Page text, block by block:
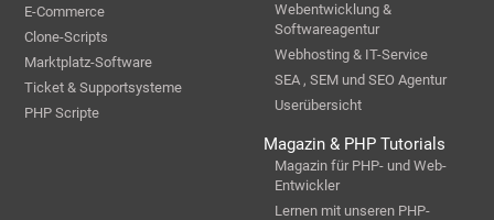
E-Commerce
Clone-Scripts
Marktplatz-Software
Ticket & Supportsysteme
PHP Scripte
Webentwicklung &
Softwareagentur
Webhosting & IT-Service
SEA , SEM und SEO Agentur
Userübersicht
Magazin & PHP Tutorials
Magazin für PHP- und Web-
Entwickler
Lernen mit unseren PHP-